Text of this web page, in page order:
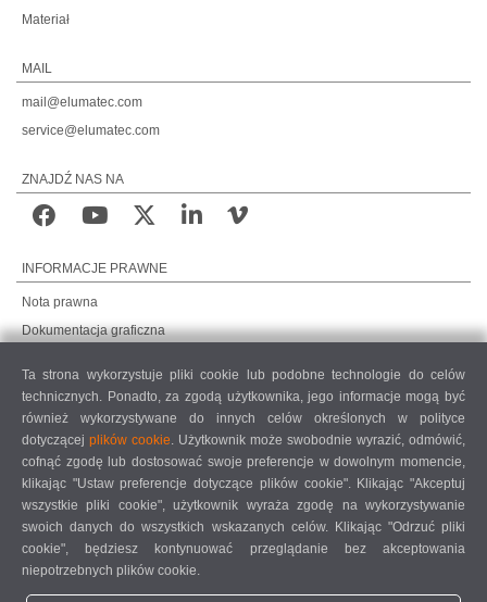
Materiał
MAIL
mail@elumatec.com
service@elumatec.com
ZNAJDŹ NAS NA
INFORMACJE PRAWNE
Nota prawna
Dokumentacja graficzna
Ochrona danych, rynki międzynarodowe
Ogólne warunki sprzedaży
UMOWA O KONSERWACJĘ ZDALNĄ
COOKIE SETTINGS
KODEKS POSTĘPOWANIA DOSTAWCÓW
Ta strona wykorzystuje pliki cookie lub podobne technologie do celów
technicznych. Ponadto, za zgodą użytkownika, jego informacje mogą być
również wykorzystywane do innych celów określonych w polityce
dotyczącej plików cookie. Użytkownik może swobodnie wyrazić, odmówić,
cofnąć zgodę lub dostosować swoje preferencje w dowolnym momencie,
klikając "Ustaw preferencje dotyczące plików cookie". Klikając "Akceptuj
wszystkie pliki cookie", użytkownik wyraża zgodę na wykorzystywanie
swoich danych do wszystkich wskazanych celów. Klikając "Odrzuć pliki
cookie", będziesz kontynuować przeglądanie bez akceptowania
niepotrzebnych plików cookie.